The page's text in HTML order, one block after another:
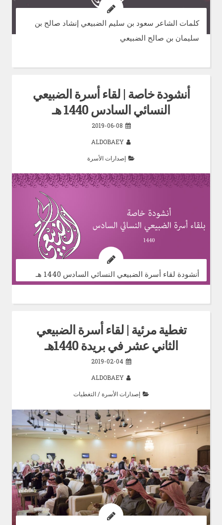
كلمات الشاعر سعود بن سليم الضبيعي إنشاد صالح بن
سليمان بن صالح الضبيعي
أنشودة خاصة | لقاء أسرة الضبيعي
النسائي السادس 1440 هـ
2019-06-08
ALDOBAEY
إصدارات الأسرة
أنشودة لقاء أسرة الضبيعي النسائي السادس 1440 هـ
تغطية مرئية | لقاء أسرة الضبيعي
الثاني عشر في بريدة 1440هـ
2019-02-04
ALDOBAEY
إصدارات الأسرة/التغطيات